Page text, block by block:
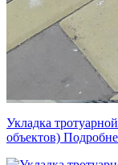
Укладка
объектов)